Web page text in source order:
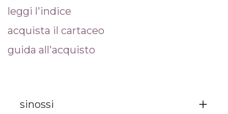
leggi l'indice
acquista il cartaceo
guida all'acquisto
sinossi